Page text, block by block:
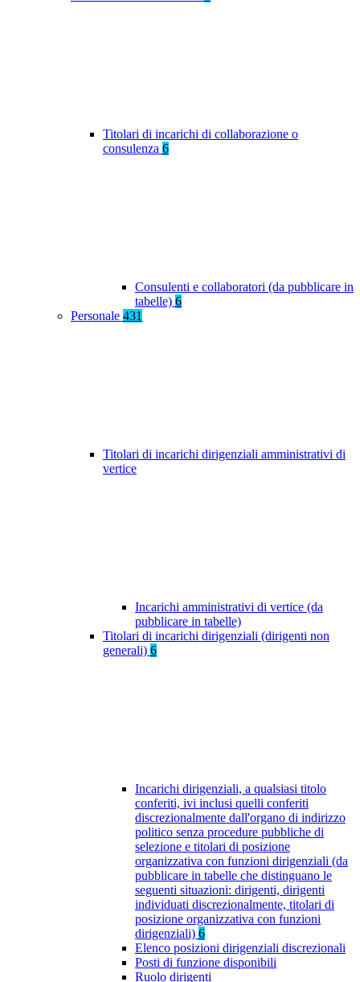
Titolari di incarichi di collaborazione o
consulenza 6
Consulenti e collaboratori (da pubblicare in
tabelle) 6
Personale 431
Titolari di incarichi dirigenziali amministrativi di
vertice
Incarichi amministrativi di vertice (da
pubblicare in tabelle)
Titolari di incarichi dirigenziali (dirigenti non
generali) 6
Incarichi dirigenziali, a qualsiasi titolo
conferiti, ivi inclusi quelli conferiti
discrezionalmente dall'organo di indirizzo
politico senza procedure pubbliche di
selezione e titolari di posizione
organizzativa con funzioni dirigenziali (da
pubblicare in tabelle che distinguano le
seguenti situazioni: dirigenti, dirigenti
individuati discrezionalmente, titolari di
posizione organizzativa con funzioni
dirigenziali) 6
Elenco posizioni dirigenziali discrezionali
Posti di funzione disponibili
Ruolo dirigenti